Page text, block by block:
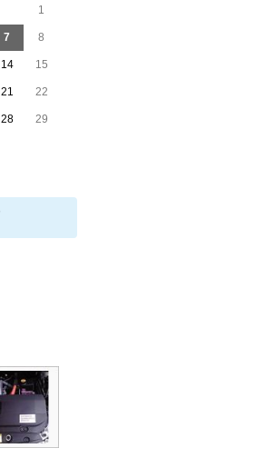
1
7 8
14 15
21 22
28 29